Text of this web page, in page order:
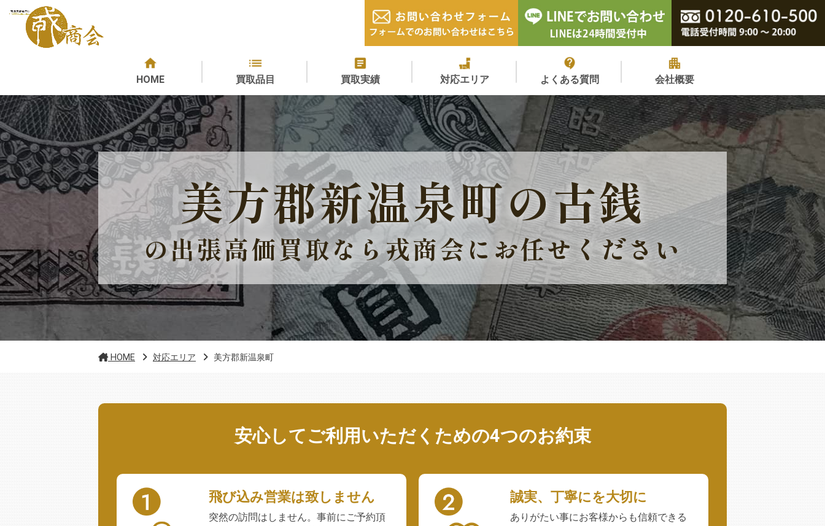
HOME 買取品目 買取実績 対応エリア よくある質問 会社概要
美方郡新温泉町の古銭
の出張高価買取なら戎商会にお任せください
HOME 対応エリア 美方郡新温泉町
安心してご利用いただくための4つのお約束
飛び込み営業は致しません
突然の訪問はしません。事前にご予約頂
誠実、丁寧にを大切に
ありがたい事にお客様からも信頼できる